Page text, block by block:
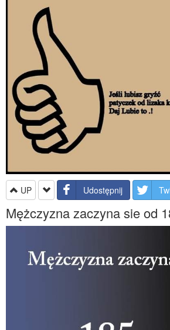
UP Udostępnij
Mężczyzna zaczyna sie od